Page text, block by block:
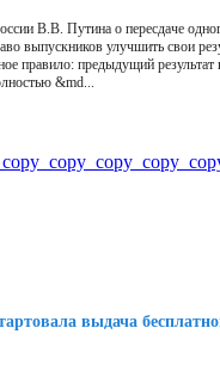
В.В. Путина о пересдаче
выпускников улучшить свои
правило: предыдущий
&md...
выдача